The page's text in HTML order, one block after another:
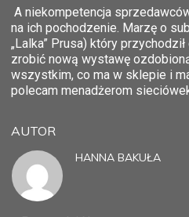
A niekompetencja
na ich pochodzenie. Marzę o
„Lalka” Prusa) który
zrobić nową wystawę
wszystkim, co ma w sklepie i
polecam menadżerom
AUTOR
HANNA BAKUŁA